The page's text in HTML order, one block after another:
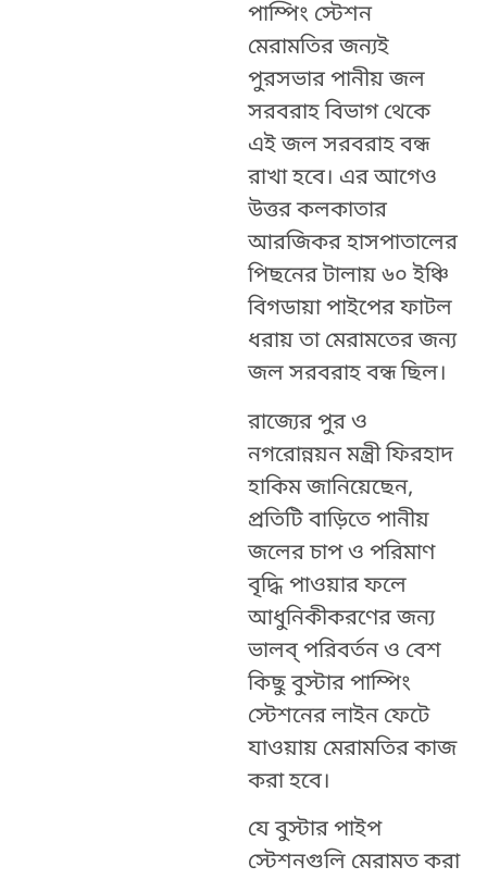
পাম্পিং স্টেশন
মেরামতির জন্যই
পুরসভার পানীয় জল
সরবরাহ বিভাগ থেকে
এই জল সরবরাহ বন্ধ
রাখা হবে। এর আগেও
উত্তর কলকাতার
আরজিকর হাসপাতালের
পিছনের টালায় ৬০ ইঞ্চি
বিগডায়া পাইপের ফাটল
ধরায় তা মেরামতের জন্য
জল সরবরাহ বন্ধ ছিল।
রাজ্যের পুর ও
নগরোন্নয়ন মন্ত্রী ফিরহাদ
হাকিম জানিয়েছেন,
প্রতিটি বাড়িতে পানীয়
জলের চাপ ও পরিমাণ
বৃদ্ধি পাওয়ার ফলে
আধুনিকীকরণের জন্য
ভালব্ পরিবর্তন ও বেশ
কিছু বুস্টার পাম্পিং
স্টেশনের লাইন ফেটে
যাওয়ায় মেরামতির কাজ
করা হবে।
যে বুস্টার পাইপ
স্টেশনগুলি মেরামত করা